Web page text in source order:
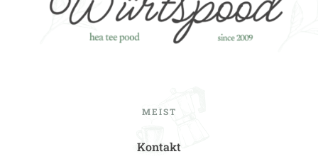
MEIST
Kontakt